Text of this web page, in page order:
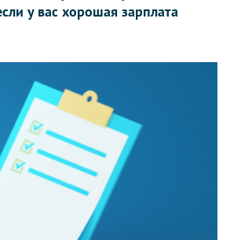
у вас хорошая зарплата